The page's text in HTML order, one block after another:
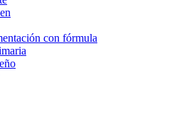
con fórmula